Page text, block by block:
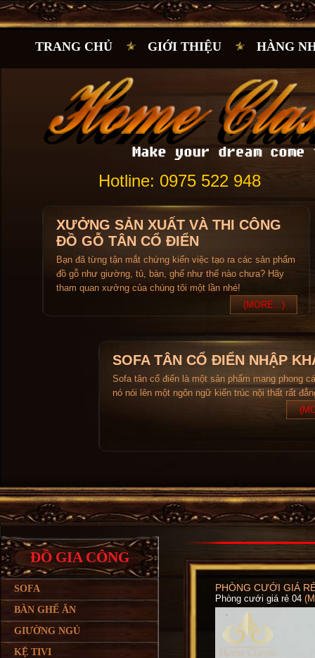
TRANG CHỦ GIỚI THIỆU HÀNG
Hotline: 0975 522 948
XƯỞNG SẢN XUẤT VÀ THI CÔNG
ĐỒ GỖ TÂN CỔ ĐIỂN
Bạn đã từng tận mắt chứng kiến việc tạo ra các sản phẩm
đồ gỗ như giường, tủ, bàn, ghế như thế nào chưa? Hãy
tham quan xưởng của chúng tôi một lần nhé!
(MORE...)
SOFA TÂN CỔ ĐIỂN NHẬP
Sofa tân cổ điển là một sản phẩm mang phong
nó nói lên một ngôn ngữ kiến trúc nội thất rất
ĐỒ GIA CÔNG
SOFA
BÀN GHẾ ĂN
GIƯỜNG NGỦ
KỆ TIVI
PHÒNG CƯỚI GIÁ
Phòng cưới giá rẻ 04